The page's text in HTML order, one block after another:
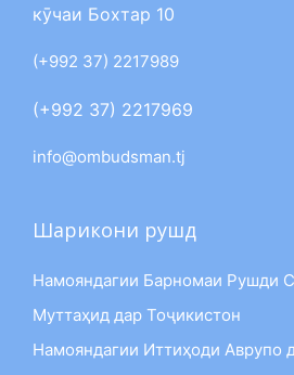
кӯчаи Бохтар 10
(+992 37) 2217989
(+992 37) 2217969
info@ombudsman.tj
Шарикони рушд
Намояндагии Барномаи Рушди
Муттаҳид дар Тоҷикистон
Намояндагии Иттиҳоди Аврупо